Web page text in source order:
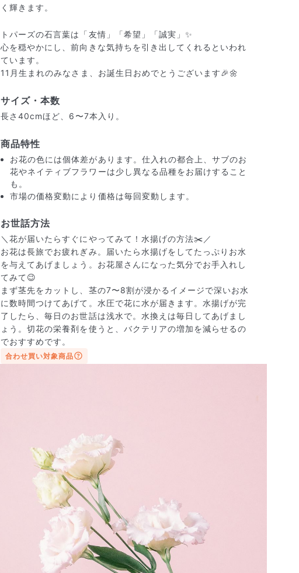
届いたお花に元気がなかったら？
もし届いたお花に「枯れている」「折れている」などの不備が
あった場合は、些細なことでもお気軽にサポートまでご連絡く
ださい。ご返金にて補償いたします。
写真と同じものが届く？
商品ページに掲載している写真は、実際にお届けする商品を撮
影したものです。お花は生き物なので、どうしても色味やサイ
ズ・咲き方に個体差はありますが、できるだけ写真のイメージ
に近いものをお届けできるように人の目でチェックをしていま
く輝きます。
トパーズの石言葉は「友情」「希望」「誠実」✨
心を穏やかにし、前向きな気持ちを引き出してくれるといわれ
ています。
11月生まれのみなさま、お誕生日おめでとうございます🎉🌼
サイズ・本数
長さ40cmほど、6〜7本入り。
商品特性
お花の色には個体差があります。仕入れの都合上、サブのお
花やネイティブフラワーは少し異なる品種をお届けすること
も。
市場の価格変動により価格は毎回変動します。
お世話方法
＼花が届いたらすぐにやってみて！水揚げの方法✂️／
お花は長旅でお疲れぎみ。届いたら水揚げをしてたっぷりお水
を与えてあげましょう。お花屋さんになった気分でお手入れし
てみて😉
まず茎先をカットし、茎の7〜8割が浸かるイメージで深いお水
に数時間つけてあげて。水圧で花に水が届きます。水揚げが完
了したら、毎日のお世話は浅水で。水換えは毎日してあげまし
ょう。切花の栄養剤を使うと、バクテリアの増加を減らせるの
でおすすめです。
合わせ買い対象商品